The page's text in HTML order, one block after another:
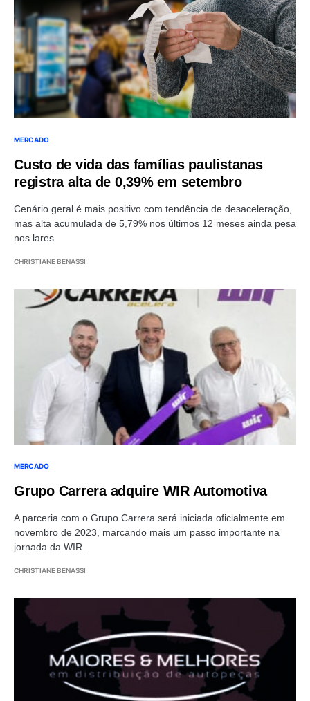
MERCADO
Custo de vida das famílias paulistanas
registra alta de 0,39% em setembro
Cenário geral é mais positivo com tendência de desaceleração,
mas alta acumulada de 5,79% nos últimos 12 meses ainda pesa
nos lares
CHRISTIANE BENASSI
MERCADO
Grupo Carrera adquire WIR Automotiva
A parceria com o Grupo Carrera será iniciada oficialmente em
novembro de 2023, marcando mais um passo importante na
jornada da WIR.
CHRISTIANE BENASSI